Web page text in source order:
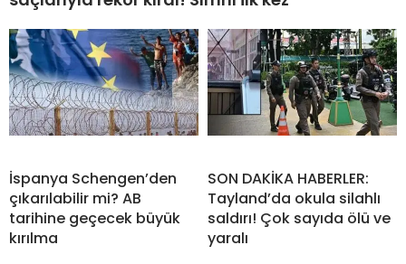
İspanya Schengen’den
çıkarılabilir mi? AB
tarihine geçecek büyük
kırılma
SON DAKİKA HABERLER:
Tayland’da okula silahlı
saldırı! Çok sayıda ölü ve
yaralı